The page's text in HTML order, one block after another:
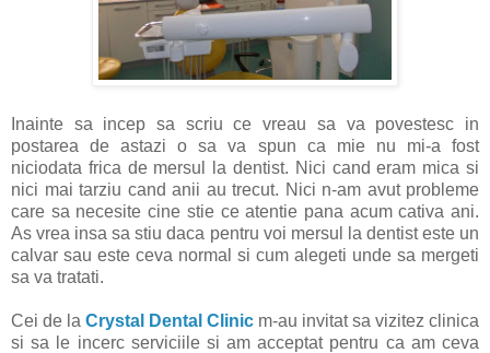
Inainte sa incep sa scriu ce vreau sa va povestesc in
postarea de astazi o sa va spun ca mie nu mi-a fost
niciodata frica de mersul la dentist. Nici cand eram mica si
nici mai tarziu cand anii au trecut. Nici n-am avut probleme
care sa necesite cine stie ce atentie pana acum cativa ani.
As vrea insa sa stiu daca pentru voi mersul la dentist este un
calvar sau este ceva normal si cum alegeti unde sa mergeti
sa va tratati.
Cei de la Crystal Dental Clinic m-au invitat sa vizitez clinica
si sa le incerc serviciile si am acceptat pentru ca am ceva